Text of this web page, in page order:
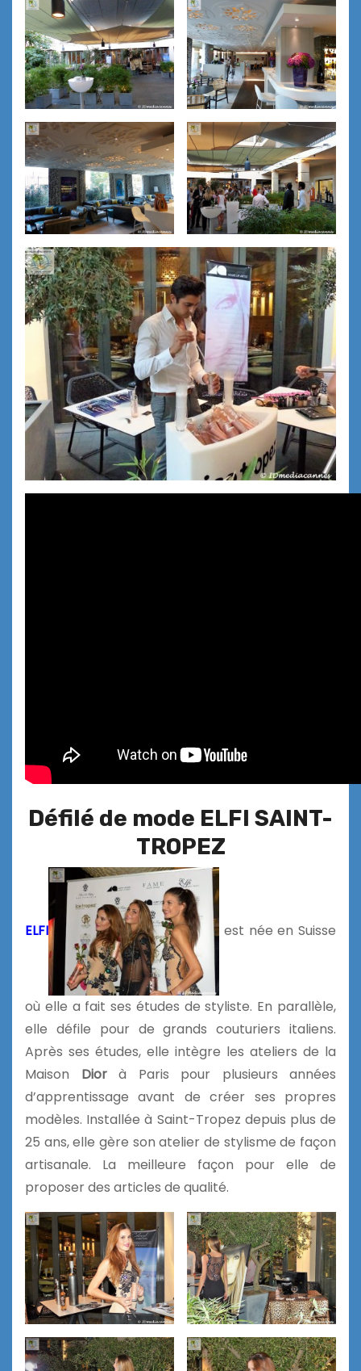
Défilé de mode ELFI SAINT-
TROPEZ
ELFI est née en Suisse
où elle a fait ses études de styliste. En parallèle,
elle défile pour de grands couturiers italiens.
Après ses études, elle intègre les ateliers de la
Maison Diorà Paris pour plusieurs années
d’apprentissage avant de créer ses propres
modèles. Installée à Saint-Tropez depuis plus de
25 ans, elle gère son atelier de stylisme de façon
artisanale. La meilleure façon pour elle de
proposer des articles de qualité.